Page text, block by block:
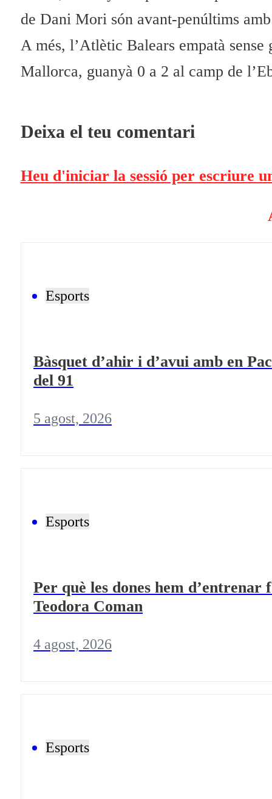
de DaniMori són avant-penúltims
A més, l’Atlètic Balears empatà sense
Mallorca, guanyà 0 a 2 al camp de l’
Deixa el teu comentari
Heu d'iniciar la sessió per escriure
Esports
Bàsquet d’ahir i d’avui amb en
del 91
5 agost, 2026
Esports
Per què les dones hem
Teodora Coman
4 agost, 2026
Esports